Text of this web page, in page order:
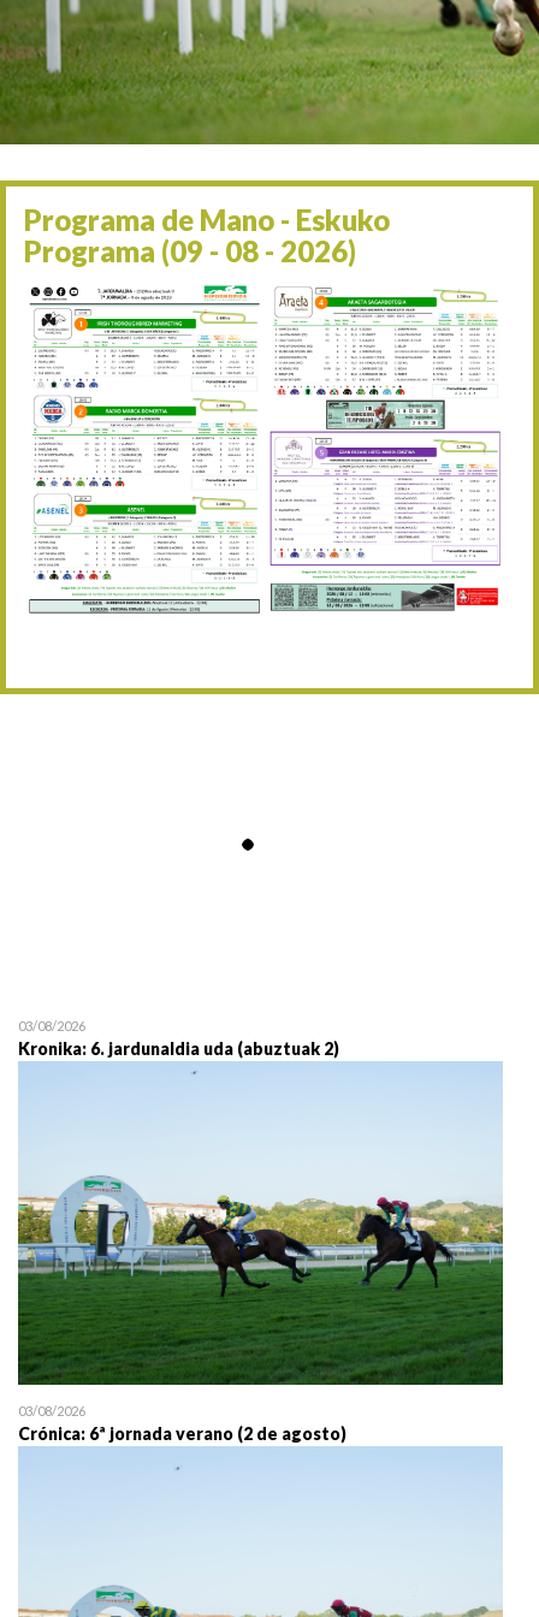
06/09 17:30 Irailaren 6a / 6 de
13/09 17:30 Irailaren 13a / 13 de
30/09 11:30 Irailaren 30a / 30 de
11/06 11:30
05/07 11:30 Uztailaren 5a / 5 de julio
12/07 11:30 Uztailaren 12a / 12 de
19/07 11:30 Uztailaren 19a / 19 de
25/07 11:30 Uztailaren 25a / 25 de
02/08 17:30 Abuztuaren 2a / 2 de
09/08 17:30 Abuztuaren 9a / 9 de
12/08 12:24 Abuztaren 12a / 12 de
15/08 17:05 Abuztuaren 15a / 15 de
30/08 17:30 Abuztuaren 30a / 30 de
19/07 11:30
Programa de Mano - Eskuko
Programa (09 - 08 - 2026)
03/08/2026
Kronika: 6. jardunaldia uda (abuztuak 2)
03/08/2026
Crónica: 6ª jornada verano (2 de agosto)